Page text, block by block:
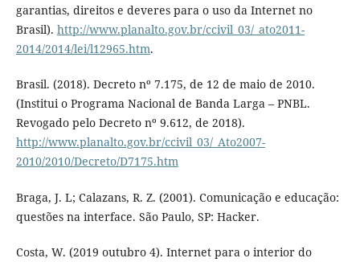
garantias, direitos e deveres para o uso da Internet no
Brasil). http://www.planalto.gov.br/ccivil_03/_ato2011-
2014/2014/lei/l12965.htm.
Brasil. (2018). Decreto nº 7.175, de 12 de maio de 2010.
(Institui o Programa Nacional de Banda Larga – PNBL.
Revogado pelo Decreto nº 9.612, de 2018).
http://www.planalto.gov.br/ccivil_03/_Ato2007-
2010/2010/Decreto/D7175.htm
Braga, J. L; Calazans, R. Z. (2001). Comunicação e educação:
questões na interface. São Paulo, SP: Hacker.
Costa, W. (2019 outubro 4). Internet para o interior do